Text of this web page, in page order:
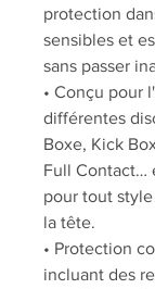
protection
sensibles et
sans passer
• Conçu pour
différentes
Boxe, Kick
Full Contact…
pour tout
la tête.
• Protection
incluant des